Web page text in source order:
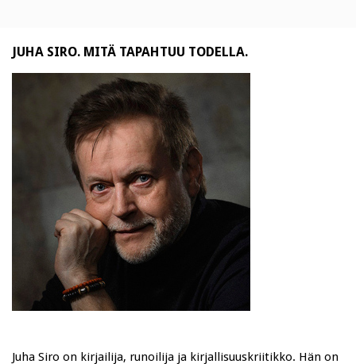
JUHA SIRO. MITÄ TAPAHTUU TODELLA.
Juha Siro on kirjailija, runoilija ja kirjallisuuskriitikko. Hän on